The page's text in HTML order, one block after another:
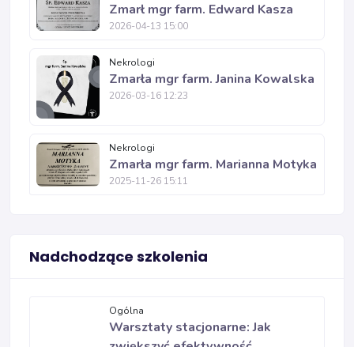
Zmarł mgr farm. Edward Kasza
2026-04-13 15:00
Nekrologi
Zmarła mgr farm. Janina Kowalska
2026-03-16 12:23
Nekrologi
Zmarła mgr farm. Marianna Motyka
2025-11-26 15:11
Nadchodzące szkolenia
Ogólna
Warsztaty stacjonarne: Jak